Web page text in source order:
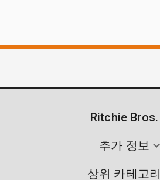
Ritchie Bros.
추가 정보
상위 카테고리